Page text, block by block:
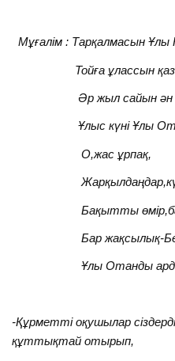
Мұғалім : Тарқалмасын
Тойға ұлассын
Әр жыл сайын ән мен
Ұлыс күні Ұлы
О,жас ұрпақ,
Бақытты
Бар жақсылық-
Ұлы Отанды ардақ
-Құрметті оқушылар
құттықтай отырып,